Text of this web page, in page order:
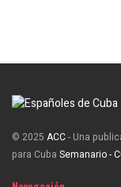
© 2025 ACC- Una
para Cuba Semanario -